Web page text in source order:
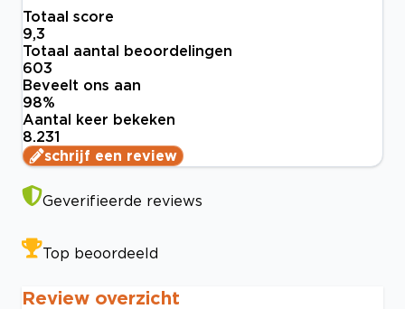
Totaal score
9,3
Totaal aantal beoordelingen
603
Beveelt ons aan
98%
Aantal keer bekeken
8.231
schrijf een review
Geverifieerde reviews
Top beoordeeld
Review overzicht